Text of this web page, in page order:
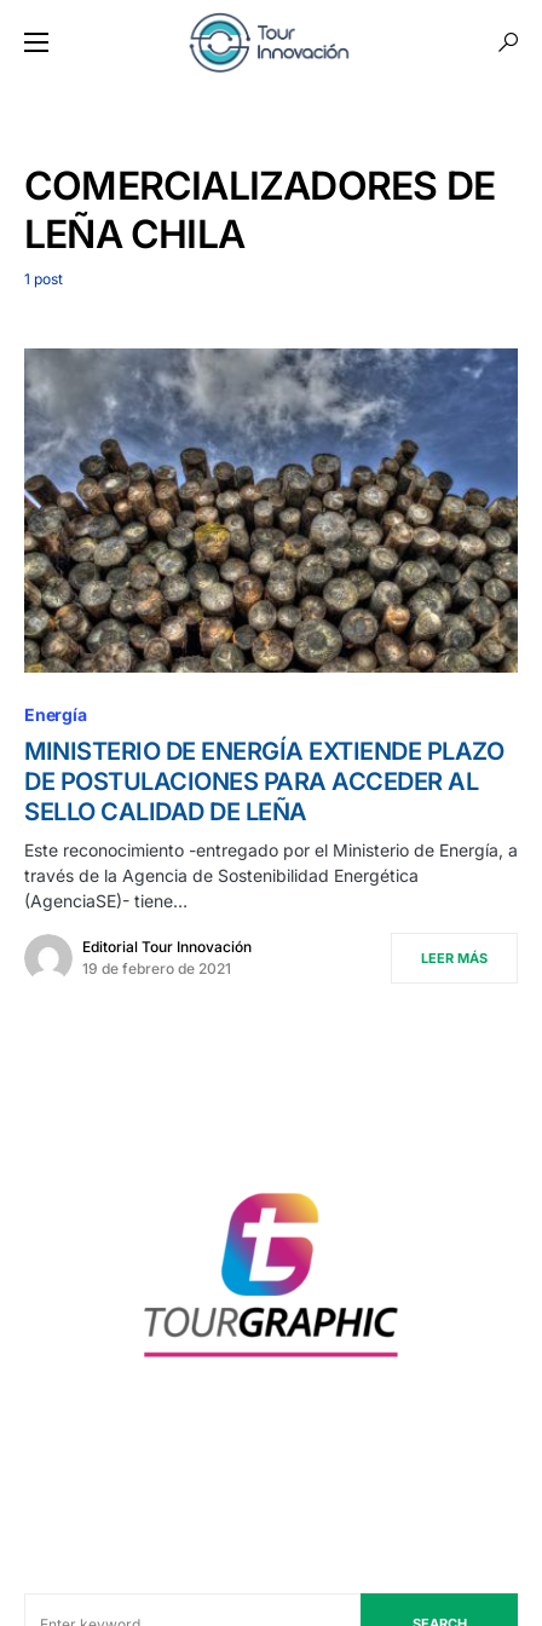
COMERCIALIZADORES DE
LEÑA CHILA
1 post
Energía
MINISTERIO DE ENERGÍA EXTIENDE PLAZO
DE POSTULACIONES PARA ACCEDER AL
SELLO CALIDAD DE LEÑA
Este reconocimiento -entregado por el Ministerio de Energía, a
través de la Agencia de Sostenibilidad Energética
(AgenciaSE)- tiene…
Editorial Tour Innovación
19 de febrero de 2021
LEER MÁS